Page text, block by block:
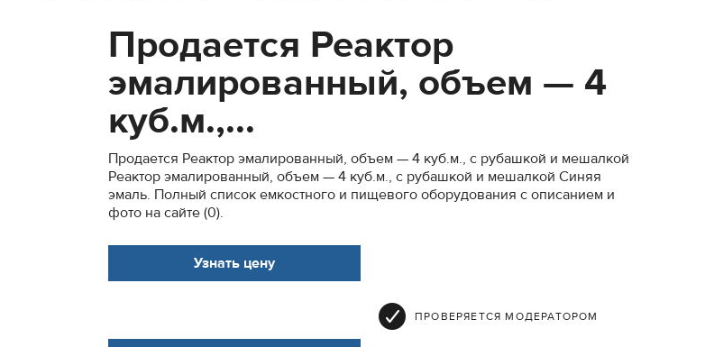
Продается Реактор
эмалированный, объем — 4
куб.м.,...
Продается Реактор эмалированный, объем — 4 куб.м., с рубашкой и мешалкой
Реактор эмалированный, объем — 4 куб.м., с рубашкой и мешалкой Синяя
эмаль. Полный список емкостного и пищевого оборудования с описанием и
фото на сайте (0).
Узнать цену
ПРОВЕРЯЕТСЯ МОДЕРАТОРОМ